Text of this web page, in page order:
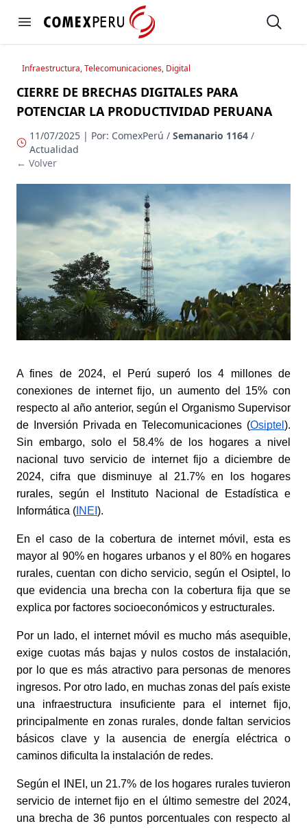
Open menu
https://www.comexperu.org.pe Open
Infraestructura, Telecomunicaciones, Digital
CIERRE DE BRECHAS DIGITALES PARA
POTENCIAR LA PRODUCTIVIDAD PERUANA
11/07/2025 | Por: ComexPerú /Semanario 1164 /
Actualidad
← Volver
A fines de 2024, el Perú superó los 4 millones de
conexiones de internet fijo, un aumento del 15% con
respecto al año anterior, según el Organismo Supervisor
de Inversión Privada en Telecomunicaciones (Osiptel ).
Sin embargo, solo el 58.4% de los hogares a nivel
nacional tuvo servicio de internet fijo a diciembre de
2024, cifra que disminuye al 21.7% en los hogares
rurales, según el Instituto Nacional de Estadística e
Informática ( INEI ).
En el caso de la cobertura de internet móvil, esta es
mayor al 90% en hogares urbanos y el 80% en hogares
rurales, cuentan con dicho servicio, según el Osiptel, lo
que evidencia una brecha con la cobertura fija que se
explica por factores socioeconómicos y estructurales.
Por un lado, el internet móvil es mucho más asequible,
exige cuotas más bajas y nulos costos de instalación,
por lo que es más atractivo para personas de menores
ingresos. Por otro lado, en muchas zonas del país existe
una infraestructura insuficiente para el internet fijo,
principalmente en zonas rurales, donde faltan servicios
básicos clave y la ausencia de energía eléctrica o
caminos dificulta la instalación de redes.
Según el INEI, un 21.7% de los hogares rurales tuvieron
servicio de internet fijo en el último semestre del 2024,
una brecha de 36 puntos porcentuales con respecto al